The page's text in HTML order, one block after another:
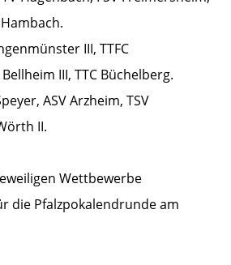
III, TTFC
III, TTC Büchelberg.
ASV Arzheim, TSV
II.
Wettbewerbe
die Pfalzpokalendrunde am